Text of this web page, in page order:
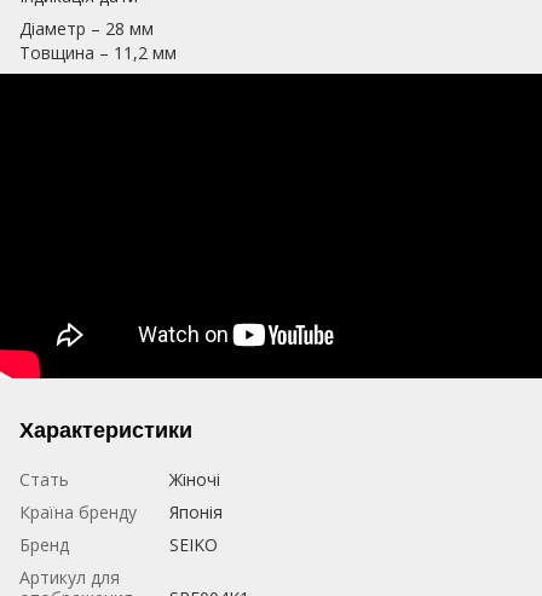
Діаметр – 28 мм
Товщина – 11,2 мм
Характеристики
Стать
Жіночі
Країна бренду
Японія
Бренд
SEIKO
Артикул для